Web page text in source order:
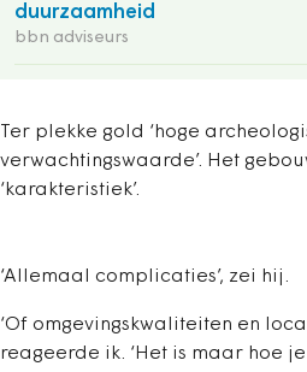
duurzaamheid
bbn adviseurs
Ter plekke gold ‘hoge
verwachtingswaarde’. Het
‘karakteristiek’.
‘Allemaal complicaties’, zei hij.
‘Of omgevingskwaliteiten en
reageerde ik. ‘Het is maar hoe